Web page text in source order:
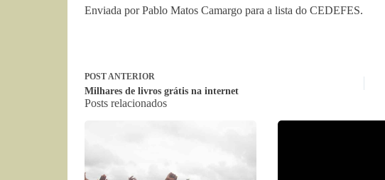
Enviada por Pablo Matos Camargo para a lista do CEDEFES.
POSTANTERIOR
Milhares de livros grátis na internet
Posts relacionados